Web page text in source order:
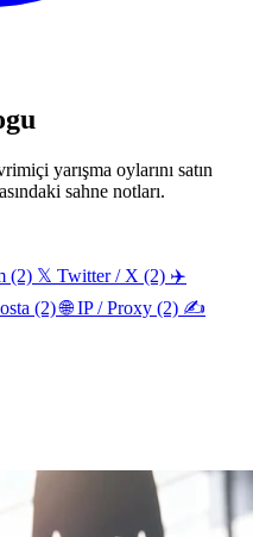
yarışma oylarını satın
sahne notları.
(2) 𝕏 Twitter / X (2) ✈️
(2) 🌐 IP / Proxy (2) ✍️